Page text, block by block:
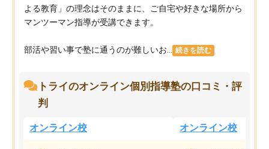
よる教育」の理念はそのままに、ご自宅や好きな場所から
マンツーマン指導が受講できます。
部活や習い事で塾に通うのが難しいお... 続きを読む
トライのオンライン個別指導塾の口コミ・評
判
オンライン校 オンライン校